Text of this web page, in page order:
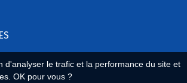
le trafic et la performance du site et
OK pour vous ?